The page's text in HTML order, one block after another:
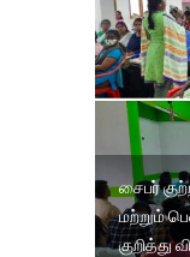
சைபர்
மற்றும்
குறித்து